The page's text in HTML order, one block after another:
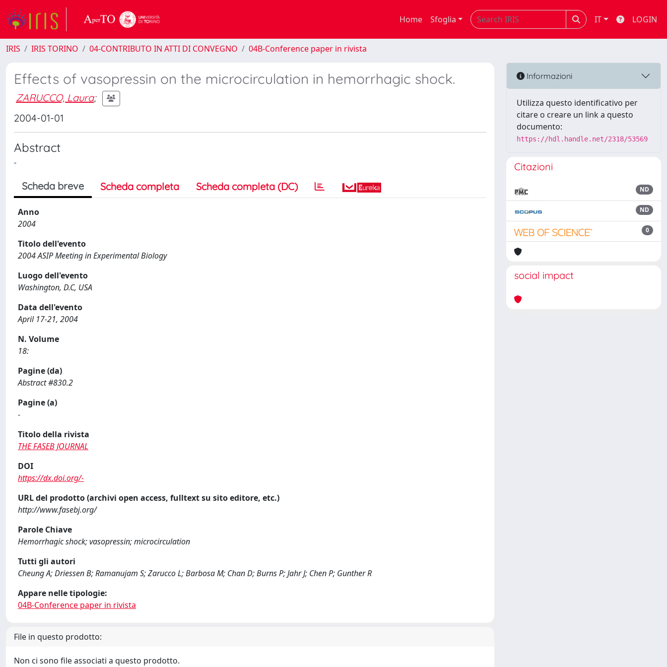
Home Sfoglia IT LOGIN
IRIS IRIS TORINO 04-CONTRIBUTO IN ATTI DI CONVEGNO 04B-Conference paper in rivista
Effects of vasopressin on the microcirculation in hemorrhagic shock.
ZARUCCO, Laura;
2004-01-01
Abstract
-
Scheda breve Scheda completa Scheda completa (DC)
Anno
2004
Titolo dell'evento
2004 ASIP Meeting in Experimental Biology
Luogo dell'evento
Washington, D.C, USA
Data dell'evento
April 17-21, 2004
N. Volume
18:
Pagine (da)
Abstract #830.2
Pagine (a)
-
Titolo della rivista
THE FASEB JOURNAL
DOI
https://dx.doi.org/-
URL del prodotto (archivi open access, fulltext su sito editore, etc.)
http://www.fasebj.org/
Parole Chiave
Hemorrhagic shock; vasopressin; microcirculation
Tutti gli autori
Cheung A; Driessen B; Ramanujam S; Zarucco L; Barbosa M; Chan D; Burns P; Jahr J; Chen P; Gunther R
Appare nelle tipologie:
04B-Conference paper in rivista
File in questo prodotto:
Non ci sono file associati a questo prodotto.
Informazioni
Utilizza questo identificativo per
citare o creare un link a questo
documento:
https://hdl.handle.net/2318/53569
Citazioni
ND
ND
0
social impact